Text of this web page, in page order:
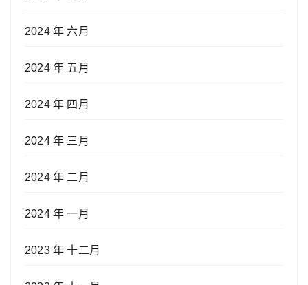
2024 年 六月
2024 年 五月
2024 年 四月
2024 年 三月
2024 年 二月
2024 年 一月
2023 年 十二月